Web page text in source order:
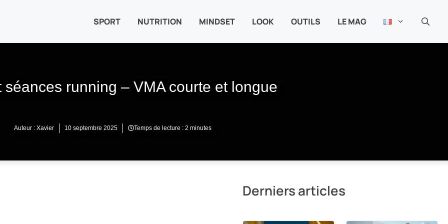
SPORT NUTRITION MINDSET LOOK OUTILS LE MAG
séances running – VMA courte et longue
Auteur : Xavier 10 septembre 2025 Temps de lecture : 2 minutes
Derniers articles